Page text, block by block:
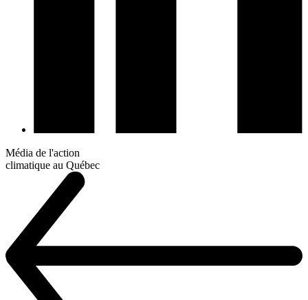
Média de l'action
climatique au Québec